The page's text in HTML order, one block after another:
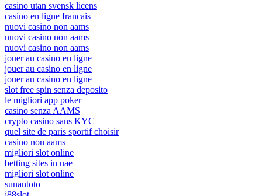
casino utan svensk licens
casino en ligne francais
nuovi casino non aams
nuovi casino non aams
nuovi casino non aams
jouer au casino en ligne
jouer au casino en ligne
jouer au casino en ligne
slot free spin senza deposito
le migliori app poker
casino senza AAMS
crypto casino sans KYC
quel site de paris sportif choisir
casino non aams
migliori slot online
betting sites in uae
migliori slot online
sunantoto